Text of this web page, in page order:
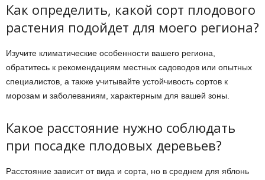
Как определить, какой сорт плодового
растения подойдет для моего региона?
Изучите климатические особенности вашего региона,
обратитесь к рекомендациям местных садоводов или опытных
специалистов, а также учитывайте устойчивость сортов к
морозам и заболеваниям, характерным для вашей зоны.
Какое расстояние нужно соблюдать
при посадке плодовых деревьев?
Расстояние зависит от вида и сорта, но в среднем для яблонь